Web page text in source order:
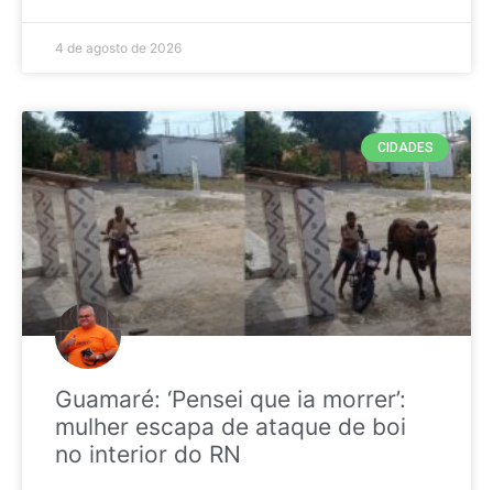
4 de agosto de 2026
CIDADES
Guamaré: ‘Pensei que ia morrer’:
mulher escapa de ataque de boi
no interior do RN